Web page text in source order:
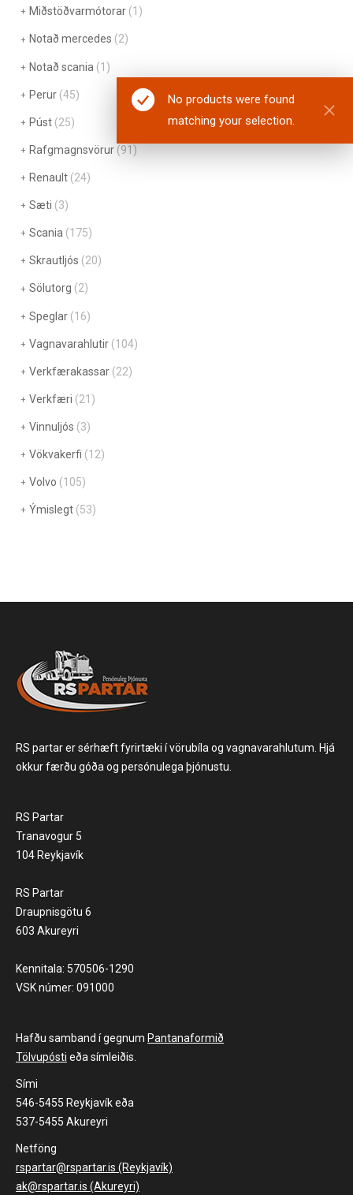
No products were found
matching your selection.
Miðstöðvarmótorar (1)
Notað mercedes (2)
Notað scania (1)
Perur (45)
Púst (25)
Rafgmagnsvörur (91)
Renault (24)
Sæti (3)
Scania (175)
Skrautljós (20)
Sölutorg (2)
Speglar (16)
Vagnavarahlutir (104)
Verkfærakassar (22)
Verkfæri (21)
Vinnuljós (3)
Vökvakerfi (12)
Volvo (105)
Ýmislegt (53)
RS partar er sérhæft fyrirtæki í vörubíla og vagnavarahlutum. Hjá
okkur færðu góða og persónulega þjónustu.
RS Partar
Tranavogur 5
104 Reykjavík
RS Partar
Draupnisgötu 6
603 Akureyri
Kennitala: 570506-1290
VSK númer: 091000
Hafðu samband í gegnum Pantanaformið
Tölvupósti eða símleiðis.
Sími
546-5455 Reykjavík eða
537-5455 Akureyri
Netföng
rspartar@rspartar.is (Reykjavík)
ak@rspartar.is (Akureyri)